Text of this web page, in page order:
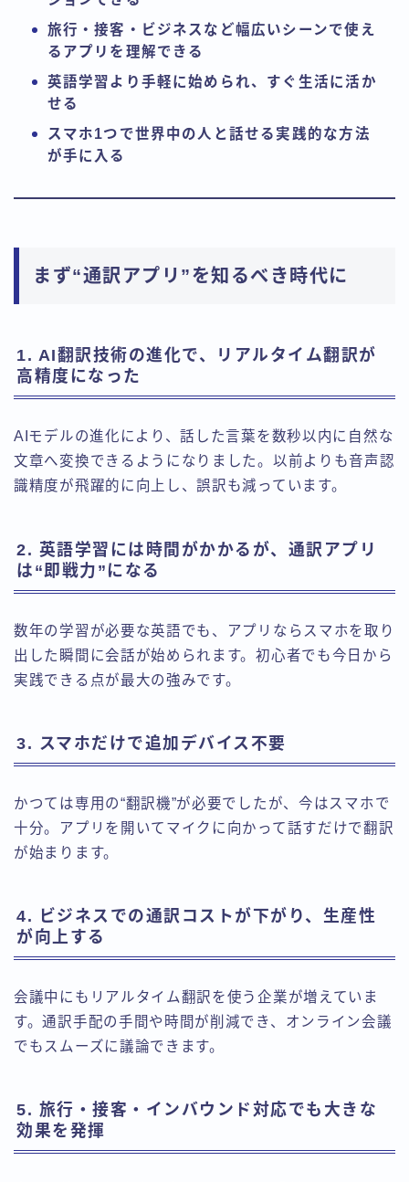
旅行・接客・ビジネスなど幅広いシーンで使え
るアプリを理解できる
英語学習より手軽に始められ、すぐ生活に活か
せる
スマホ1つで世界中の人と話せる実践的な方法
が手に入る
まず“通訳アプリ”を知るべき時代に
1. AI翻訳技術の進化で、リアルタイム翻訳が
高精度になった
AIモデルの進化により、話した言葉を数秒以内に自然な
文章へ変換できるようになりました。以前よりも音声認
識精度が飛躍的に向上し、誤訳も減っています。
2. 英語学習には時間がかかるが、通訳アプリ
は“即戦力”になる
数年の学習が必要な英語でも、アプリならスマホを取り
出した瞬間に会話が始められます。初心者でも今日から
実践できる点が最大の強みです。
3. スマホだけで追加デバイス不要
かつては専用の“翻訳機”が必要でしたが、今はスマホで
十分。アプリを開いてマイクに向かって話すだけで翻訳
が始まります。
4. ビジネスでの通訳コストが下がり、生産性
が向上する
会議中にもリアルタイム翻訳を使う企業が増えていま
す。通訳手配の手間や時間が削減でき、オンライン会議
でもスムーズに議論できます。
5. 旅行・接客・インバウンド対応でも大きな
効果を発揮